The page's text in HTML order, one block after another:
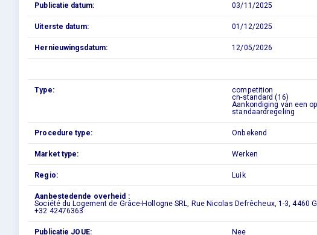
Publicatie datum: 03/11/2025
Uiterste datum: 01/12/2025
Hernieuwingsdatum: 12/05/2026
Type:
competition
cn-standard (16)
Aankondiging van een
standaardregeling
Procedure type: Onbekend
Market type: Werken
Regio: Luik
Aanbestedende overheid :
Société du Logement de Grâce-Hollogne SRL, Rue Nicolas Defrêcheux, 1-3, 4460
+32 42476363
Publicatie JOUE: Nee